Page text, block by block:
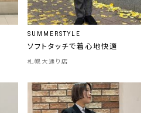
SUMMERSTYLE
ソフトタッチで着心地快適
札幌大通り店